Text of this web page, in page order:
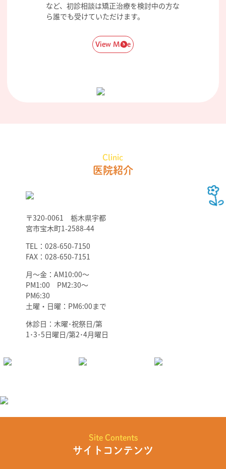
など、初診相談は矯正治療を検討中の方な
ら誰でも受けていただけます。
View More
Clinic
医院紹介
〒320-0061 栃木県宇都
宮市宝木町1-2588-44
TEL：028-650-7150
FAX：028-650-7151
月～金：AM10:00～
PM1:00 PM2:30～
PM6:30
土曜・日曜：PM6:00まで
休診日：木曜･祝祭日/第
1･3･5日曜日/第2･4月曜日
Site Contents
サイトコンテンツ